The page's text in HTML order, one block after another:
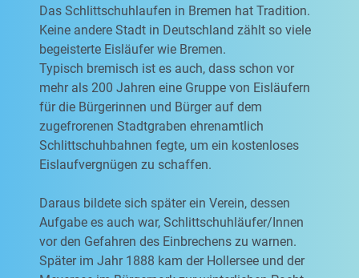
Das Schlittschuhlaufen in Bremen hat Tradition.
Keine andere Stadt in Deutschland zählt so viele
begeisterte Eisläufer wie Bremen.
Typisch bremisch ist es auch, dass schon vor
mehr als 200 Jahren eine Gruppe von Eisläufern
für die Bürgerinnen und Bürger auf dem
zugefrorenen Stadtgraben ehrenamtlich
Schlittschuhbahnen fegte, um ein kostenloses
Eislaufvergnügen zu schaffen.
Daraus bildete sich später ein Verein, dessen
Aufgabe es auch war, Schlittschuhläufer/Innen
vor den Gefahren des Einbrechens zu warnen.
Später im Jahr 1888 kam der Hollersee und der